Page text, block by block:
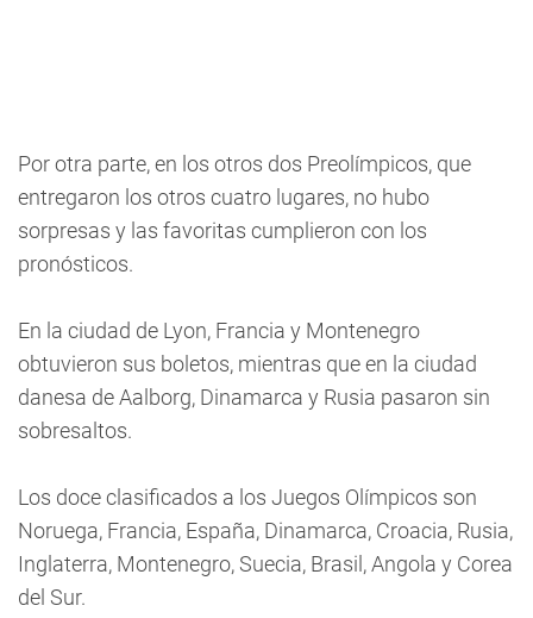
Por otra parte, en los otros dos Preolímpicos, que
entregaron los otros cuatro lugares, no hubo
sorpresas y las favoritas cumplieron con los
pronósticos.
En la ciudad de Lyon, Francia y Montenegro
obtuvieron sus boletos, mientras que en la ciudad
danesa de Aalborg, Dinamarca y Rusia pasaron sin
sobresaltos.
Los doce clasificados a los Juegos Olímpicos son
Noruega, Francia, España, Dinamarca, Croacia, Rusia,
Inglaterra, Montenegro, Suecia, Brasil, Angola y Corea
del Sur.